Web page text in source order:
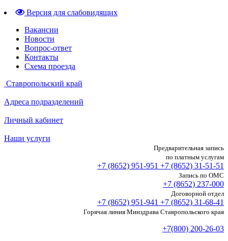
Версия для слабовидящих
Вакансии
Новости
Вопрос-ответ
Контакты
Схема проезда
Ставропольский край
Адреса подразделений
Личный кабинет
Наши услуги
Предварительная запись
по платным услугам
+7 (8652) 951-951 +7 (8652) 31-51-51
Запись по ОМС
+7 (8652) 237-000
Договорной отдел
+7 (8652) 951-941 +7 (8652) 31-68-41
Горячая линия Минздрава Ставропольского края
+7(800) 200-26-03